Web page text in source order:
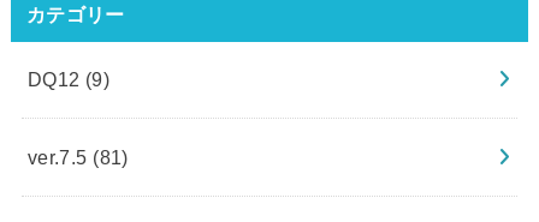
カテゴリー
DQ12 (9)
ver.7.5 (81)